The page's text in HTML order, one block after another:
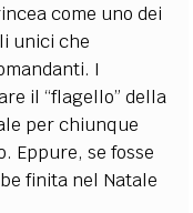
come uno dei
unici che
I
il “flagello” della
per chiunque
Eppure, se fosse
finita nel Natale